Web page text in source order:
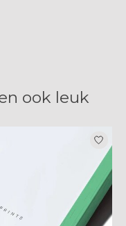
ook leuk